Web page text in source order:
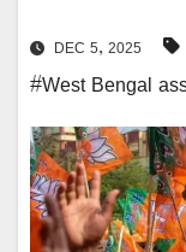
DEC 5, 2025
#West Bengal